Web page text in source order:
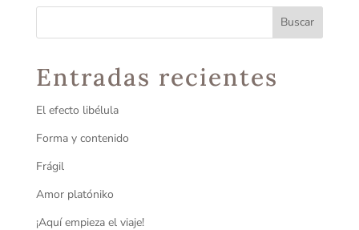
Entradas recientes
El efecto libélula
Forma y contenido
Frágil
Amor platóniko
¡Aquí empieza el viaje!